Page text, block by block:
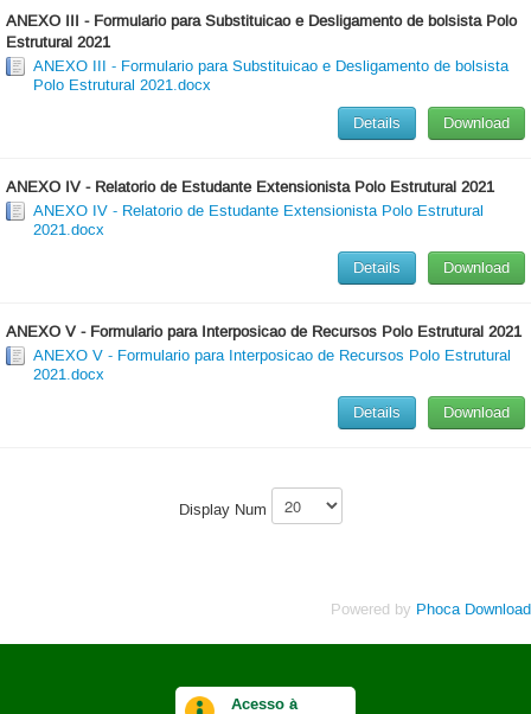
ANEXO III - Formulario para Substituicao e Desligamento de bolsista Polo
Estrutural 2021
ANEXO III - Formulario para Substituicao e Desligamento de bolsista
Polo Estrutural 2021.docx
Download
Details
ANEXO IV - Relatorio de Estudante Extensionista Polo Estrutural 2021
ANEXO IV - Relatorio de Estudante Extensionista Polo Estrutural
2021.docx
Download
Details
ANEXO V - Formulario para Interposicao de Recursos Polo Estrutural 2021
ANEXO V - Formulario para Interposicao de Recursos Polo Estrutural
2021.docx
Download
Details
Display Num
Powered by Phoca Download
Acesso à